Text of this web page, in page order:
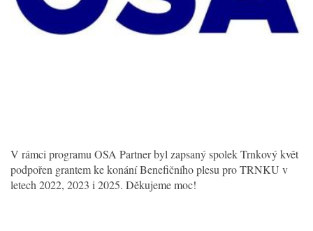
V rámci programu OSA Partner byl zapsaný spolek Trnkový květ
podpořen grantem ke konání Benefičního plesu pro TRNKU v
letech 2022, 2023 i 2025. Děkujeme moc!